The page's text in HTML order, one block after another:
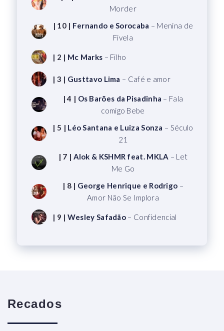
Morder
| 10 | Fernando e Sorocaba – Menina de
Fivela
| 2 | Mc Marks – Filho
| 3 | Gusttavo Lima – Café e amor
| 4 | Os Barões da Pisadinha – Fala
comigo Bebe
| 5 | Léo Santana e Luiza Sonza – Século
21
| 7 | Alok & KSHMR feat. MKLA – Let
Me Go
| 8 | George Henrique e Rodrigo –
Amor Não Se Implora
| 9 | Wesley Safadão – Confidencial
Recados